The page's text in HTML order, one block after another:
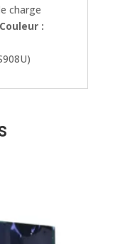
charge
Couleur :